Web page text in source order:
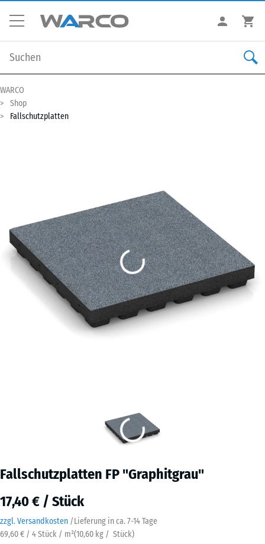
WARCO
Shop
Fallschutzplatten
Fallschutzplatten FP "Graphitgrau"
17,40 € / Stück
zzgl. Versandkosten /Lieferung in ca. 7-14 Tage
69,60 € / 4 Stück / m²(10,60 kg / Stück)